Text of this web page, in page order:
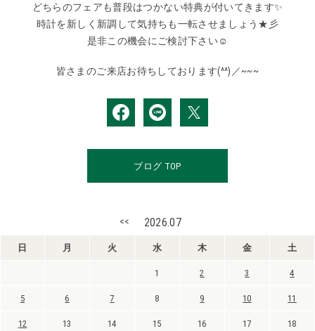
どちらのフェアも普段はつかない特典が付いてきます✨
時計を新しく新調して気持ちも一転させましょう★彡
是非この機会にご検討下さい☺️
皆さまのご来店お待ちしております(^^)／~~~
ブログ TOP
<< 2026.07
日 月 火 水 木 金 土
1 2 3 4
5 6 7 8 9 10 11
12 13 14 15 16 17 18